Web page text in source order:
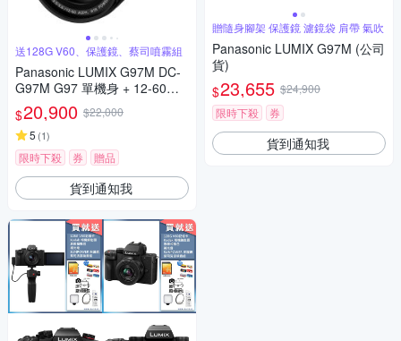
送128G V60、保護鏡、蔡司噴霧組
Panasonic LUMIX G97M DC-
G97M G97 單機身 + 12-60mm
變焦鏡組 公司貨
$20,900 $22,000
5 (1)
限時下殺 券 贈品
貨到通知我
贈隨身腳架 保護鏡 濾鏡袋 肩帶 氣吹
Panasonic LUMIX G97M (公司
貨)
$23,655 $24,900
限時下殺
券
貨到通知我